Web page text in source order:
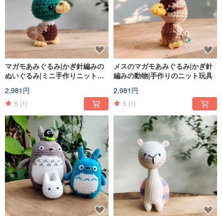
マガモあみぐるみ|かぎ針編みの
ぬいぐるみ|ミニ手作りニット玩
2,981円
5 (1)
メスのマガモあみぐるみ|かぎ針
編みの動物|手作りのニット玩具
2,981円
5 (1)